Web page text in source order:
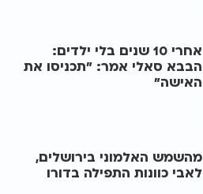
אחרי 10 שנים בלי ילדים:
הבבא סאלי אמר: "תכניסו את
האישה"
מהשמש האלמוני בירושלים,
לאבי כוונות התפילה בדורו